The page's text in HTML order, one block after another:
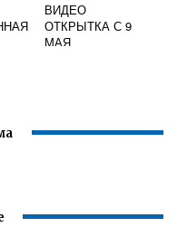
ВИДЕО
ОТКРЫТКА С 9
МАЯ